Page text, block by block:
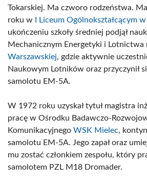
Tokarskiej. Ma czworo rodzeństwa.
roku w
I Liceum Ogólnokształcącym
ukończeniu szkoły średniej podjął
Mechanicznym Energetyki i Lotnictwa
Warszawskiej, gdzie aktywnie
Naukowym Lotników oraz przyczynił
samolotu EM-5A.
W 1972 roku uzyskał tytuł magistra
pracę w Ośrodku Badawczo-
Komunikacyjnego WSK Mielec,
samolotu EM-5A. Jego zapał oraz
mu zostać członkiem zespołu, który
samolotem PZL M18 Dromader.